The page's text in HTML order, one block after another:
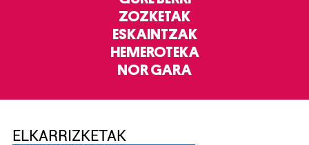
ZOZKETAK
ESKAINTZAK
HEMEROTEKA
NOR GARA
ELKARRIZKETAK